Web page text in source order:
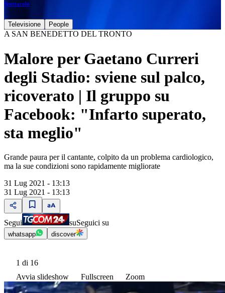
Spettacolo
Televisione People
A SAN BENEDETTO DEL TRONTO
Malore per Gaetano Curreri
degli Stadio: sviene sul palco,
ricoverato | Il gruppo su
Facebook: "Infarto superato,
sta meglio"
Grande paura per il cantante, colpito da un problema cardiologico,
ma la sue condizioni sono rapidamente migliorate
31 Lug 2021 - 13:13
31 Lug 2021 - 13:13
Segui suSeguici su
whatsapp discover
1 di 16
Avvia slideshow
Fullscreen Zoom